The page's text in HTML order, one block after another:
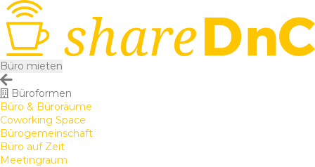
Büro mieten
Büroformen
Büro & Büroräume
Coworking Space
Bürogemeinschaft
Büro auf Zeit
Meetingraum